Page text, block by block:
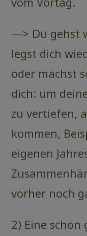
—> Du gehst
legst dich
oder machst
dich: um
zu vertiefen,
kommen,
eigenen
vorher noch
2) Eine schön